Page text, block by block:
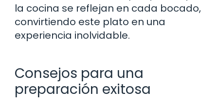
la cocina se reflejan en cada bocado,
convirtiendo este plato en una
experiencia inolvidable.
Consejos para una
preparación exitosa